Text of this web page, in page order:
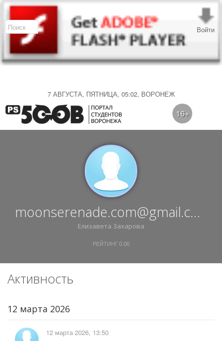
7 АВГУСТА, ПЯТНИЦА, 05:02, ВОРОНЕЖ
Войти
16+
moonserenade.com@gmail.com
Елизавета Захарова
РЕЙТИНГ 0.00
Активность
12 марта 2026
12 марта 2026, 13:50